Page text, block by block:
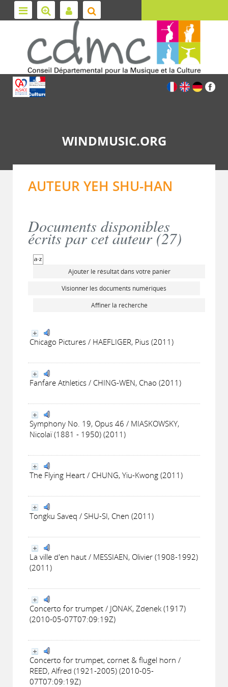
WINDMUSIC.ORG
AUTEUR YEH SHU-HAN
Documents disponibles
écrits par cet auteur (27)
Ajouter le résultat dans votre panier
Visionner les documents numériques
Affiner la recherche
Chicago Pictures / HAEFLIGER, Pius (2011)
Fanfare Athletics / CHING-WEN, Chao (2011)
Symphony No. 19, Opus 46 / MIASKOWSKY,
Nicolaï (1881 - 1950) (2011)
The Flying Heart / CHUNG, Yiu-Kwong (2011)
Tongku Saveq / SHU-SI, Chen (2011)
La ville d'en haut / MESSIAEN, Olivier (1908-1992)
(2011)
Concerto for trumpet / JONAK, Zdenek (1917)
(2010-05-07T07:09:19Z)
Concerto for trumpet, cornet & flugel horn /
REED, Alfred (1921-2005) (2010-05-
07T07:09:19Z)